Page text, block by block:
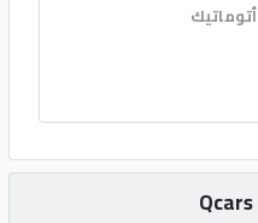
أتوماتيك